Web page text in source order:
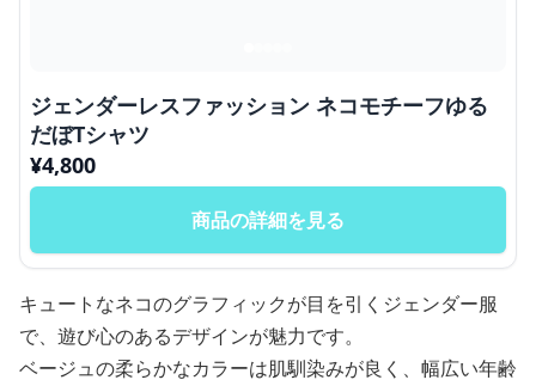
ジェンダーレスファッション ネコモチーフゆる
だぼTシャツ
¥4,800
商品の詳細を見る
キュートなネコのグラフィックが目を引くジェンダー服
で、遊び心のあるデザインが魅力です。
ベージュの柔らかなカラーは肌馴染みが良く、幅広い年齢